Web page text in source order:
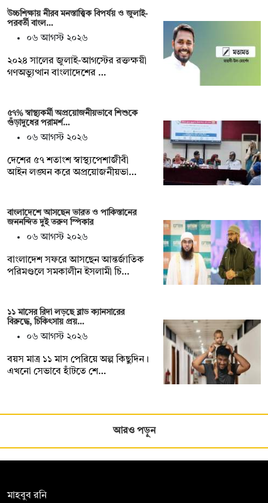
উচ্চশিক্ষায় নীরব মনস্তাত্ত্বিক বিপর্যয় ও জুলাই-
পরবর্তী বাংল…
০৬ আগস্ট ২০২৬
২০২৪ সালের জুলাই-আগস্টের রক্তক্ষয়ী
গণঅভ্যুত্থান বাংলাদেশের …
৫৭% স্বাস্থ্যকর্মী অপ্রয়োজনীয়ভাবে শিশুকে
গুঁড়াদুধের পরামর্শ…
০৬ আগস্ট ২০২৬
দেশের ৫৭ শতাংশ স্বাস্থ্যপেশাজীবী
আইন লঙ্ঘন করে অপ্রয়োজনীয়ভা…
বাংলাদেশে আসছেন ভারত ও পাকিস্তানের
জননন্দিত দুই তরুণ স্পিকার
০৬ আগস্ট ২০২৬
বাংলাদেশ সফরে আসছেন আন্তর্জাতিক
পরিমণ্ডলে সমকালীন ইসলামী চি…
১১ মাসের রিদা লড়ছে ব্লাড ক্যানসারের
বিরুদ্ধে, চিকিৎসায় প্রয়…
০৬ আগস্ট ২০২৬
বয়স মাত্র ১১ মাস পেরিয়ে অল্প কিছুদিন।
এখনো সেভাবে হাঁটতে শে…
আরও পড়ুন
মাহবুব রনি